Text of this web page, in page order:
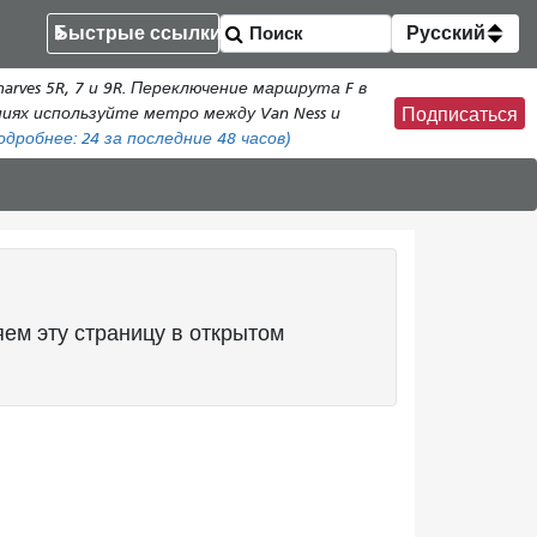
Быстрые ссылки Русский
5R, 7 и 9R. Переключение маршрута F в
используйте метро между Van Ness и
24 за последние 48 часов)
Подписаться
эту страницу в открытом